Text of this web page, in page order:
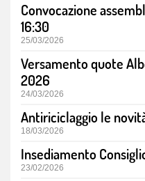
Convocazione
16:30
25/03/2026
Versamento quote
2026
24/03/2026
Antiriciclaggio le
18/03/2026
Insediamento
23/02/2026